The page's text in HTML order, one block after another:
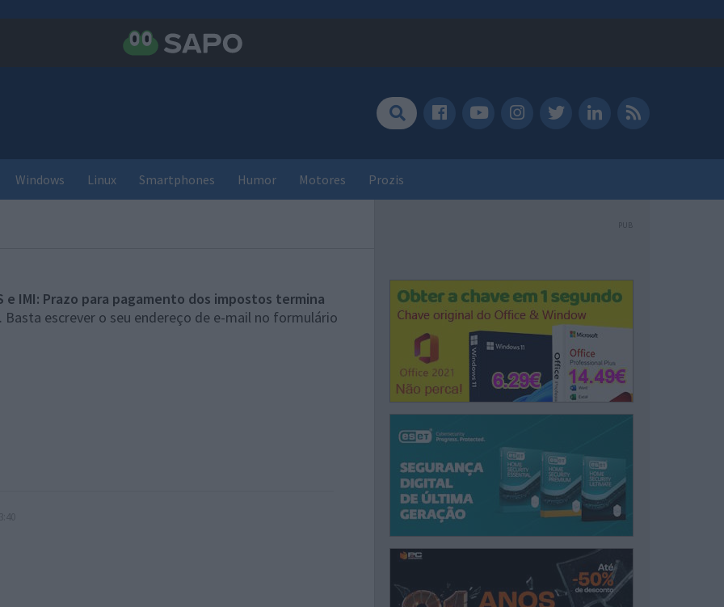
Windows Linux Smartphones Humor Motores Prozis
e IMI: Prazo para pagamento dos impostos termina
escrever o seu endereço de e-mail no formulário
PUB